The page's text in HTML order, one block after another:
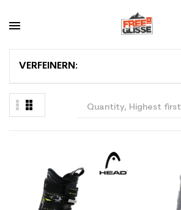
VERFEINERN:
Quantity, Highest first